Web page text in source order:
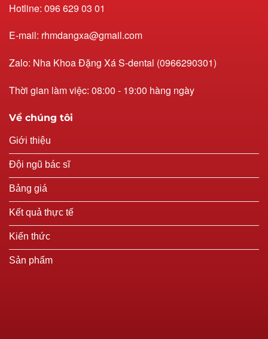
Hotline: 096 629 03 01
E-mail: rhmdangxa@gmail.com
Zalo: Nha Khoa Đặng Xá S-dental (0966290301)
Thời gian làm việc: 08:00 - 19:00 hàng ngày
Về chúng tôi
Giới thiệu
Đội ngũ bác sĩ
Bảng giá
Kết quả thực tế
Kiến thức
Sản phẩm